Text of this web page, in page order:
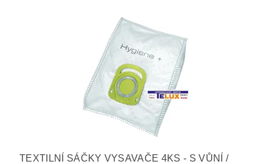
TEXTILNÍ SÁČKY VYSAVAČE 4KS - S VŮNÍ /